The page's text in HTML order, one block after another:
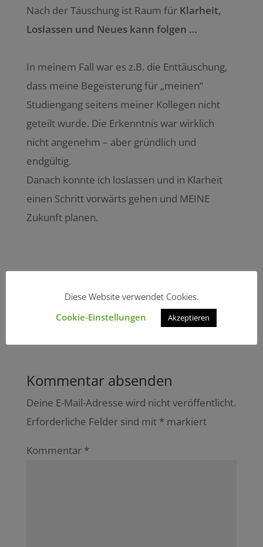
Nach der Täuschung ist Raum für Klarheit,
Loslassen und Neues kann folgen …
In meinem Fall war es z.B. die Enttäuschung,
dass meine Begeisterung für „meinen“
Studiengang seitens meiner Kollegen nicht
geteilt wurde. Die Erkenntnis war wirklich
nicht angenehm – aber gründlich und
endgültig.
Danach konnte ich loslassen und in Klarheit
einen Schritt vorwärts gehen und MEINE
Zukunft planen.
Kommentar absenden
Deine E-Mail-Adresse wird nicht veröffentlicht.
Erforderliche Felder sind mit *markiert
Kommentar *
Diese Website verwendet Cookies.
Cookie-Einstellungen
Akzeptieren